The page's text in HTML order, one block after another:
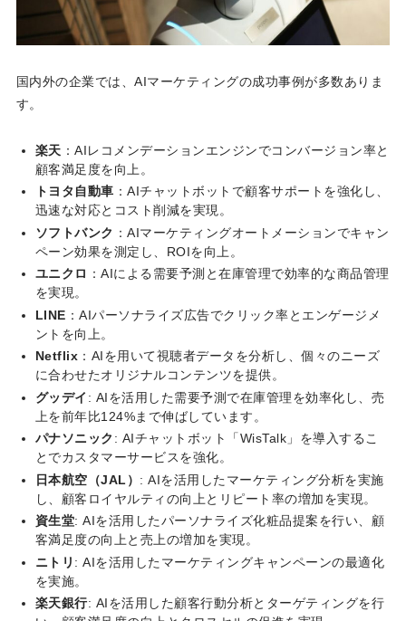
国内外の企業では、AIマーケティングの成功事例が多数ありま
す。
楽天 ：AIレコメンデーションエンジンでコンバージョン率と
顧客満足度を向上。
トヨタ自動車 ：AIチャットボットで顧客サポートを強化し、
迅速な対応とコスト削減を実現。
ソフトバンク ：AIマーケティングオートメーションでキャン
ペーン効果を測定し、ROIを向上。
ユニクロ ：AIによる需要予測と在庫管理で効率的な商品管理
を実現。
LINE ：AIパーソナライズ広告でクリック率とエンゲージメ
ントを向上。
Netflix ：AIを用いて視聴者データを分析し、個々のニーズ
に合わせたオリジナルコンテンツを提供。
グッデイ : AIを活用した需要予測で在庫管理を効率化し、売
上を前年比124%まで伸ばしています。
パナソニック : AIチャットボット「WisTalk」を導入するこ
とでカスタマーサービスを強化。
日本航空（JAL） : AIを活用したマーケティング分析を実施
し、顧客ロイヤルティの向上とリピート率の増加を実現。
資生堂: AIを活用したパーソナライズ化粧品提案を行い、顧
客満足度の向上と売上の増加を実現。
ニトリ : AIを活用したマーケティングキャンペーンの最適化
を実施。
楽天銀行: AIを活用した顧客行動分析とターゲティングを行